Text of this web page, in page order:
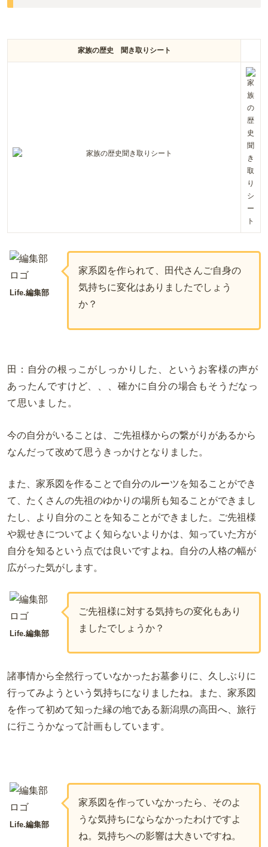
家族の歴史 聞き取りシート
Life.編集部
家系図を作られて、田代さんご自身の
気持ちに変化はありましたでしょう
か？
田：自分の根っこがしっかりした、というお客様の声が
あったんですけど、、、確かに自分の場合もそうだなっ
て思いました。
今の自分がいることは、ご先祖様からの繋がりがあるから
なんだって改めて思うきっかけとなりました。
また、家系図を作ることで自分のルーツを知ることができ
て、たくさんの先祖のゆかりの場所も知ることができまし
たし、より自分のことを知ることができました。ご先祖様
や親せきについてよく知らないよりかは、知っていた方が
自分を知るという点では良いですよね。自分の人格の幅が
広がった気がします。
Life.編集部
ご先祖様に対する気持ちの変化もあり
ましたでしょうか？
諸事情から全然行っていなかったお墓参りに、久しぶりに
行ってみようという気持ちになりましたね。また、家系図
を作って初めて知った縁の地である新潟県の高田へ、旅行
に行こうかなって計画もしています。
Life.編集部
家系図を作っていなかったら、そのよ
うな気持ちにならなかったわけですよ
ね。気持ちへの影響は大きいですね。